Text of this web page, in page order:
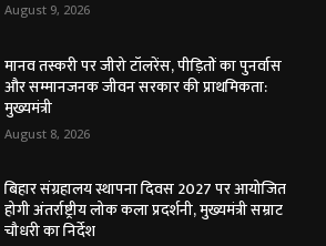
August 9, 2026
मानव तस्करी पर जीरो टॉलरेंस, पीड़ितों का पुनर्वास
और सम्मानजनक जीवन सरकार की प्राथमिकता:
मुख्यमंत्री
August 8, 2026
बिहार संग्रहालय स्थापना दिवस 2027 पर आयोजित
होगी अंतर्राष्ट्रीय लोक कला प्रदर्शनी, मुख्यमंत्री सम्राट
चौधरी का निर्देश